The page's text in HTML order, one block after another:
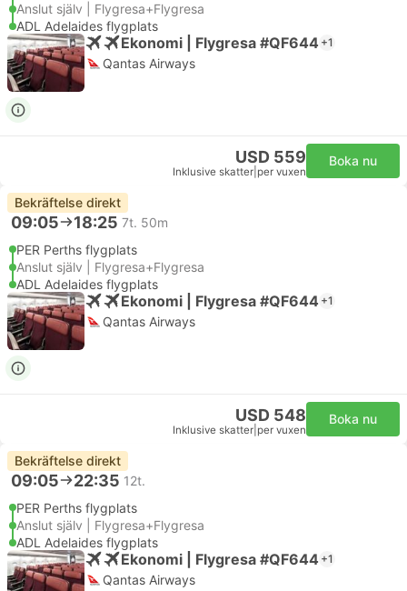
Anslut själv | Flygresa+Flygresa
ADL Adelaides flygplats
Ekonomi | Flygresa #QF644 +1
Qantas Airways
USD 559
Inklusive skatter per vuxen
Boka nu
Bekräftelse direkt
09:05 18:25 7t. 50m
PER Perths flygplats
Anslut själv | Flygresa+Flygresa
ADL Adelaides flygplats
Ekonomi | Flygresa #QF644 +1
Qantas Airways
USD 548
Inklusive skatter per vuxen
Boka nu
Bekräftelse direkt
09:05 22:35 12t.
PER Perths flygplats
Anslut själv | Flygresa+Flygresa
ADL Adelaides flygplats
Ekonomi | Flygresa #QF644 +1
Qantas Airways